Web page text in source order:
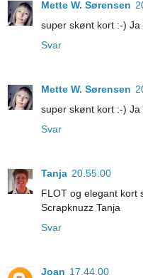
Mette W. Sørensen
super skønt kort :-)
Svar
Mette W. Sørensen
super skønt kort :-)
Svar
Tanja 20.55.00
FLOT og elegant kort
Scrapknuzz Tanja
Svar
Joan 17.44.00